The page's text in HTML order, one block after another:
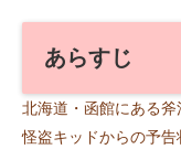
あらすじ
北海道・函館にある斧
怪盗キッドからの予告